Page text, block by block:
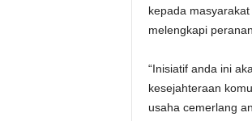
kepada
melengkapi
“Inisiatif anda ini
kesejahteraan
usaha cemerlang